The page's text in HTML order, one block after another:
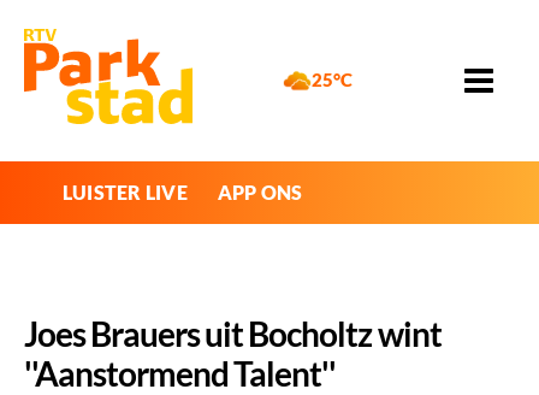
25°C
LUISTER LIVE APP ONS
Joes Brauers uit Bocholtz wint
''Aanstormend Talent''